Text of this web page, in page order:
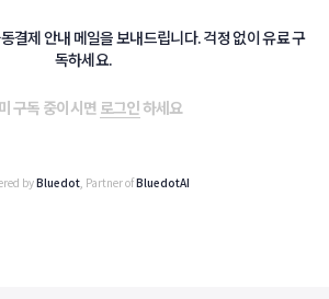
결제 안내 메일을 보내드립니다. 걱정 없이 유료 구
독하세요.
구독 중이시면 로그인하세요
byBluedot , Partner ofBluedotAI